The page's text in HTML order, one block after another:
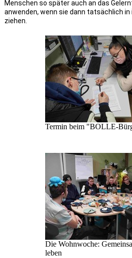
Menschen so später auch an das
anwenden, wenn sie dann tatsächlich in
ziehen.
Termin beim "BOLLE-
Die Wohnwoche:
leben